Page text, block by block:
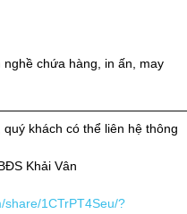
chứa hàng, in ấn, may
khách có thể liên hệ thông
Khải Vân
share/1CTrPT4Seu/?